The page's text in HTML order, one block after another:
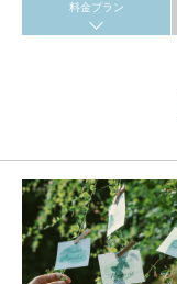
料金プラン